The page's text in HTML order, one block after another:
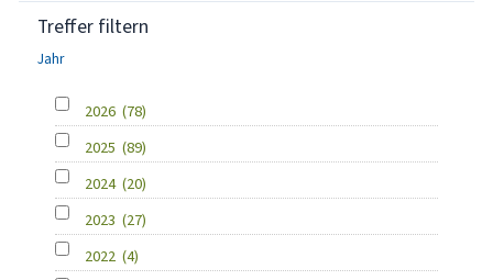
Treffer filtern
Jahr
2026 (78)
2025 (89)
2024 (20)
2023 (27)
2022 (4)